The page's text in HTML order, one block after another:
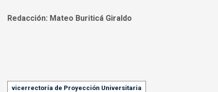
Redacción: Mateo Buriticá Giraldo
Tags
vicerrectoría de Proyección Universitaria